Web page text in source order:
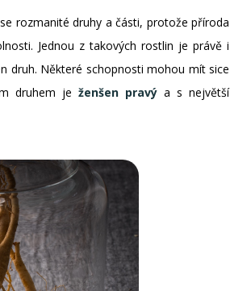
rozmanité druhy a části, protože příroda
Jednou z takových rostlin je právě i
druh. Některé schopnosti mohou mít sice
druhem je ženšen pravý a s největší